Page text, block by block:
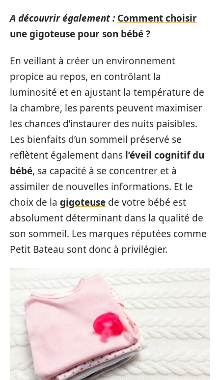
A découvrir également : Comment choisir
une gigoteuse pour son bébé ?
En veillant à créer un environnement
propice au repos, en contrôlant la
luminosité et en ajustant la température de
la chambre, les parents peuvent maximiser
les chances d’instaurer des nuits paisibles.
Les bienfaits d’un sommeil préservé se
reflètent également dans l’éveil cognitif du
bébé, sa capacité à se concentrer et à
assimiler de nouvelles informations. Et le
choix de la gigoteuse de votre bébé est
absolument déterminant dans la qualité de
son sommeil. Les marques réputées comme
Petit Bateau sont donc à privilégier.